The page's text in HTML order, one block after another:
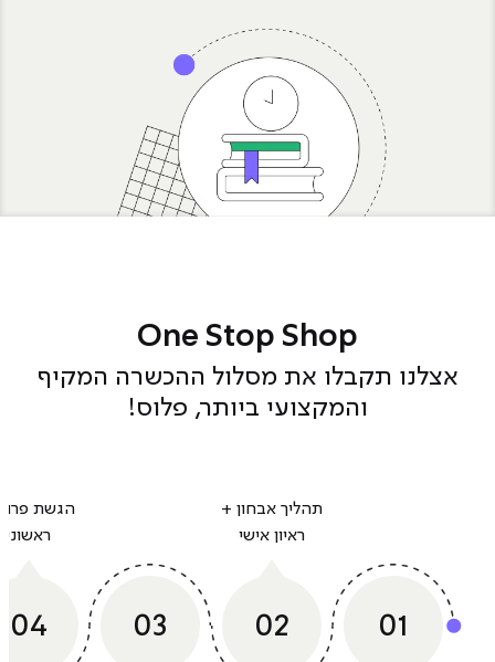
One Stop Shop
אצלנו תקבלו את מסלול ההכשרה המקיף
והמקצועי ביותר, פלוס!
01
02
תהליך אבחון +
ראיון אישי
03
04
הגשת
ראשוני